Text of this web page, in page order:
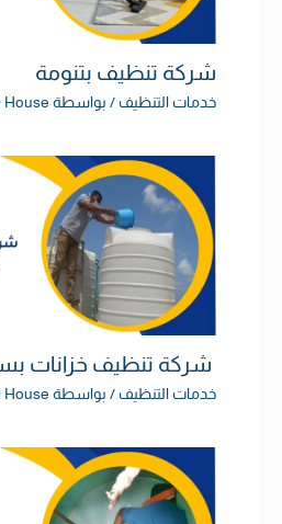
شركة تنظيف بتنومة
خدمات التنظيف/ بواسطة House
شركة تنظيف خزانات
خدمات التنظيف/ بواسطة House